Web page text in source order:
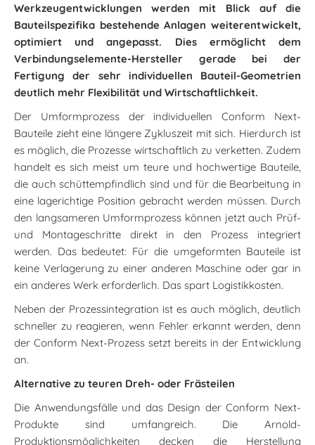
Werkzeugentwicklungen werden mit Blick auf die
Bauteilspezifika bestehende Anlagen weiterentwickelt,
optimiert und angepasst. Dies ermöglicht dem
Verbindungselemente-Hersteller gerade bei der
Fertigung der sehr individuellen Bauteil-Geometrien
deutlich mehr Flexibilität und Wirtschaftlichkeit.
Der Umformprozess der individuellen Conform Next-
Bauteile zieht eine längere Zykluszeit mit sich. Hierdurch ist
es möglich, die Prozesse wirtschaftlich zu verketten. Zudem
handelt es sich meist um teure und hochwertige Bauteile,
die auch schüttempfindlich sind und für die Bearbeitung in
eine lagerichtige Position gebracht werden müssen. Durch
den langsameren Umformprozess können jetzt auch Prüf-
und Montageschritte direkt in den Prozess integriert
werden. Das bedeutet: Für die umgeformten Bauteile ist
keine Verlagerung zu einer anderen Maschine oder gar in
ein anderes Werk erforderlich. Das spart Logistikkosten.
Neben der Prozessintegration ist es auch möglich, deutlich
schneller zu reagieren, wenn Fehler erkannt werden, denn
der Conform Next-Prozess setzt bereits in der Entwicklung
an.
Alternative zu teuren Dreh- oder Frästeilen
Die Anwendungsfälle und das Design der Conform Next-
Produkte sind umfangreich. Die Arnold-
Produktionsmöglichkeiten decken die Herstellung